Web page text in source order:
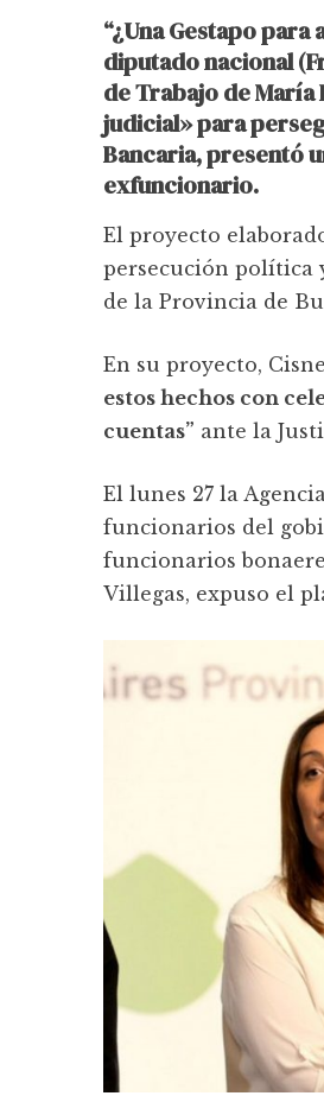
“¿Una Gestapo
diputado nacional
de Trabajo de
judicial» para
Bancaria, presentó
exfuncionario.
El proyecto
persecución política
de la Provincia de
En su proyecto,
estos hechos con
cuentas” ante la
El lunes 27 la
funcionarios del
funcionarios
Villegas, expuso el